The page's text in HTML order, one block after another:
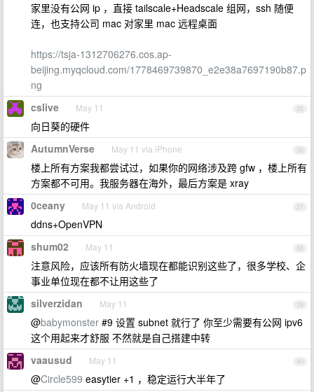
家里没有公网 ip ，直接 tailscale+Headscale 组网，ssh 随便
连，也支持公司 mac 对家里 mac 远程桌面
https://tsja-1312706276.cos.ap-
beijing.myqcloud.com/1778469739870_e2e38a7697190b87.p
ng
35
cslive May 11
向日葵的硬件
36
AutumnVerse May 11 via iPhone
楼上所有方案我都尝试过，如果你的网络涉及跨 gfw ，楼上所有
方案都不可用。我服务器在海外，最后方案是 xray
37
0ceany May 11 via Android
ddns+OpenVPN
38
shum02 May 11
注意风险，应该所有防火墙现在都能识别这些了，很多学校、企
事业单位现在都不让用这些了
39
silverzidan May 11
@babymonster #9 设置 subnet 就行了 你至少需要有公网 ipv6
这个用起来才舒服 不然就是自己搭建中转
40
vaausud May 11
@Circle599 easytier +1 ，稳定运行大半年了